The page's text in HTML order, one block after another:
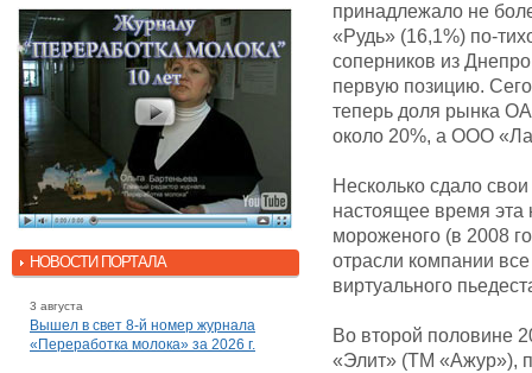
НОВОСТИ ПОРТАЛА
3 августа
Вышел в свет 8-й номер журнала
«Переработка молока» за 2026 г.
принадлежало не
«Рудь» (16,1%) по-
соперников из
первую позицию.
теперь доля рынка
около 20%, а ООО
Несколько сдало
настоящее время эта
мороженого (в 2008
отрасли компании все
виртуального
Во второй половине
«Элит» (ТМ «Ажур»),